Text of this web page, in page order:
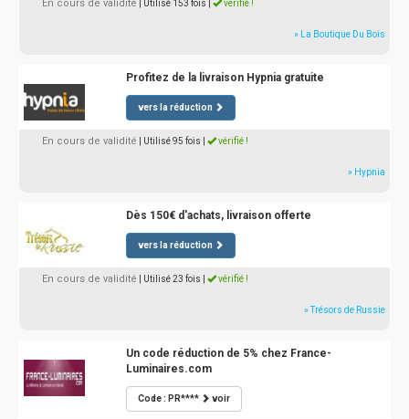
En cours de validité | Utilisé 153 fois vérifié !
» La Boutique Du Bois
Profitez de la livraison Hypnia gratuite
vers la réduction
En cours de validité | Utilisé 95 fois vérifié !
» Hypnia
Dès 150€ d'achats, livraison offerte
vers la réduction
En cours de validité | Utilisé 23 fois vérifié !
» Trésors de Russie
Un code réduction de 5% chez France-
Luminaires.com
Code : PR**** voir